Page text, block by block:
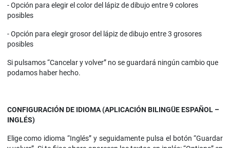
- Opción para elegir el color del lápiz de dibujo entre 9 colores
posibles
- Opción para elegir grosor del lápiz de dibujo entre 3 grosores
posibles
Si pulsamos “Cancelar y volver” no se guardará ningún cambio que
podamos haber hecho.
CONFIGURACIÓN DE IDIOMA (APLICACIÓN BILINGÜE ESPAÑOL –
INGLÉS)
Elige como idioma “Inglés” y seguidamente pulsa el botón “Guardar